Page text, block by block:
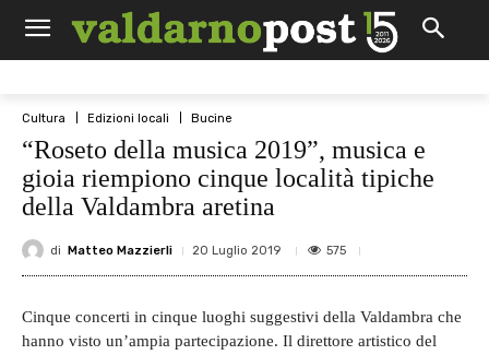
Cultura Edizioni locali Bucine
“Roseto della musica 2019”, musica e
gioia riempiono cinque località tipiche
della Valdambra aretina
di Matteo Mazzierli 20 Luglio 2019 575
Cinque concerti in cinque luoghi suggestivi della Valdambra che
hanno visto un’ampia partecipazione. Il direttore artistico del